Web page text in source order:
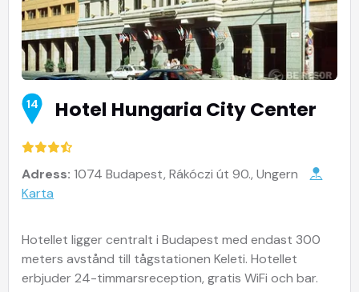
14 Hotel Hungaria City Center
Adress: 1074 Budapest, Rákóczi út 90., Ungern
Karta
Hotellet ligger centralt i Budapest med endast 300
meters avstånd till tågstationen Keleti. Hotellet
erbjuder 24-timmarsreception, gratis WiFi och bar.